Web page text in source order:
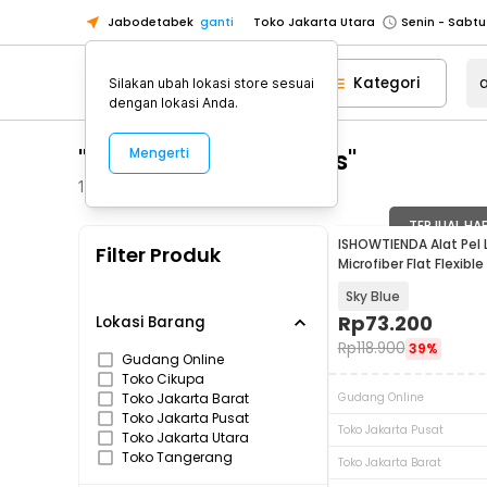
Jabodetabek ganti Toko Jakarta Utara
Toko Tangerang
Toko Cikupa
Pick n Go Jakarta Barat
Senin -
Pick n Go Bekasi
Senin -
Toko Jakarta Barat
Senin -
Toko Tangerang
Senin -
Senin - Jumat
Senin - Jumat
Kategori
"alat pel tanpa peras"
1566
Filter Produk
Lokasi Barang
Gudang Online
Toko Cikupa
Toko Jakarta Barat
Toko Jakarta Pusat
Toko Jakarta Utara
Toko Tangerang
TERJUAL
ISHOWTIENDA Alat
Microfiber Flat
Sky Blue
Rp73.200
Rp118.900 39%
Gudang Online
Toko Jakarta Pusat
Toko Jakarta Barat
Silakan ubah lokasi store sesuai
dengan lokasi Anda.
Mengerti